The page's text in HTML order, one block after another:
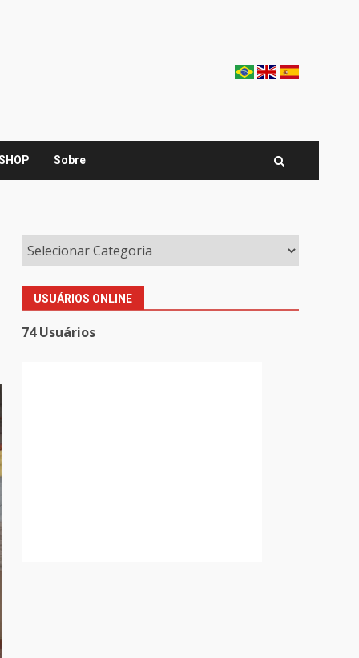
Sobre
USUÁRIOS ONLINE
74 Usuários